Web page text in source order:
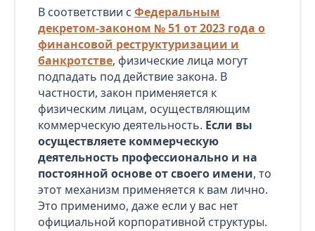
В соответствии с Федеральным
декретом-законом № 51 от 2023 года о
финансовой реструктуризации и
банкротстве, физические лица могут
подпадать под действие закона. В
частности, закон применяется к
физическим лицам, осуществляющим
коммерческую деятельность. Если вы
осуществляете коммерческую
деятельность профессионально и на
постоянной основе от своего имени, то
этот механизм применяется к вам лично.
Это применимо, даже если у вас нет
официальной корпоративной структуры.